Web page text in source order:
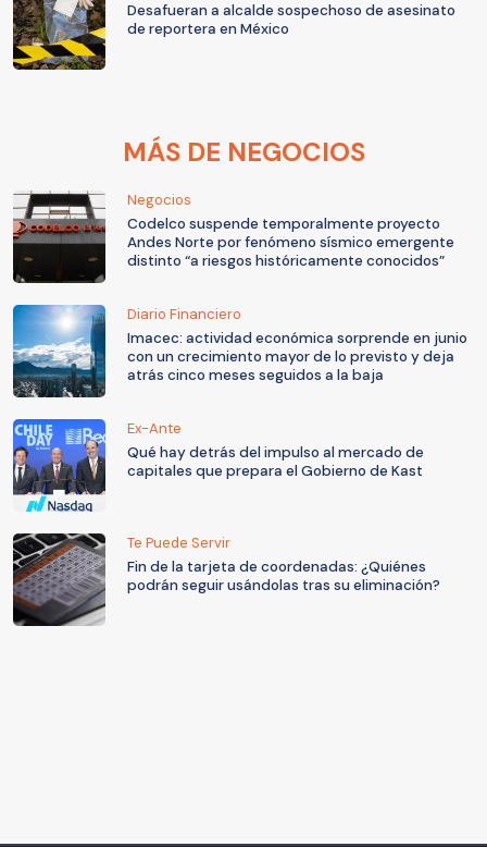
Desafueran a alcalde sospechoso de asesinato
de reportera en México
MÁS DE NEGOCIOS
Negocios
Codelco suspende temporalmente proyecto
Andes Norte por fenómeno sísmico emergente
distinto “a riesgos históricamente conocidos”
Diario Financiero
Imacec: actividad económica sorprende en junio
con un crecimiento mayor de lo previsto y deja
atrás cinco meses seguidos a la baja
Ex-Ante
Qué hay detrás del impulso al mercado de
capitales que prepara el Gobierno de Kast
Te Puede Servir
Fin de la tarjeta de coordenadas: ¿Quiénes
podrán seguir usándolas tras su eliminación?